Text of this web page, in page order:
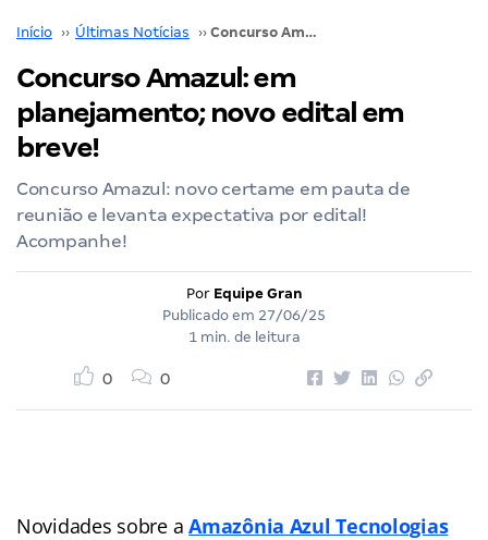
Início ›› Últimas Notícias ›› Concurso Amazul: em planejamento; novo edital em breve!
Concurso Amazul: em
planejamento; novo edital em
breve!
Concurso Amazul: novo certame em pauta de
reunião e levanta expectativa por edital!
Acompanhe!
Por Equipe Gran
Publicado em 27/06/25
1 min. de leitura
0 0
Novidades sobre aAmazônia Azul Tecnologias